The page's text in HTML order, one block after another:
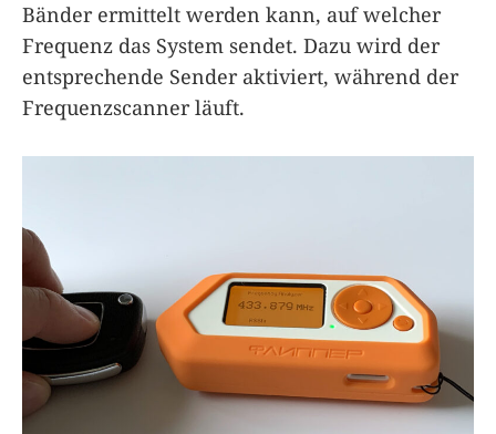
Bänder ermittelt werden kann, auf welcher
Frequenz das System sendet. Dazu wird der
entsprechende Sender aktiviert, während der
Frequenzscanner läuft.